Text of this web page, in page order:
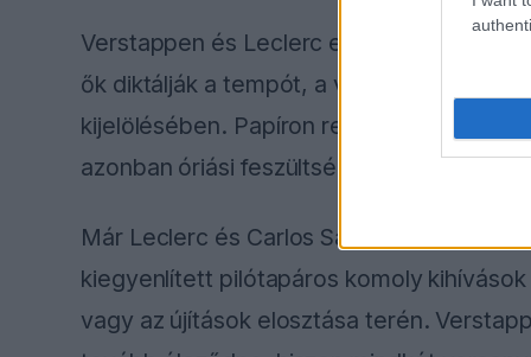
Verstappen és Leclerc egyaránt ahhoz
ők diktálják a tempót, a visszajelzéseik
kijelölésében. Papíron rendkívül
azonban óriási feszültségeket szülne.
Már Leclerc és Carlos Sainz közös
kiegyenlített pilótapáros komoly
vagy az újítások elosztása terén.